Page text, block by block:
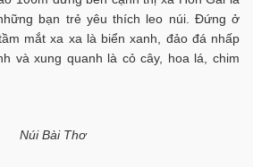
bạn trẻ yêu thích leo núi. Ðứng ở
mắt xa xa là biển xanh, đảo đá nhấp
và xung quanh là cỏ cây, hoa lá, chim
Núi Bài Thơ